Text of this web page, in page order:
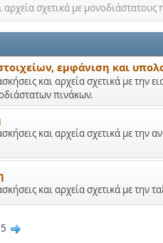
αρχεία σχετικά με μονοδιάστατους
εμφάνιση και
και αρχεία σχετικά με την
πινάκων.
και αρχεία σχετικά με την
και αρχεία σχετικά με την
5